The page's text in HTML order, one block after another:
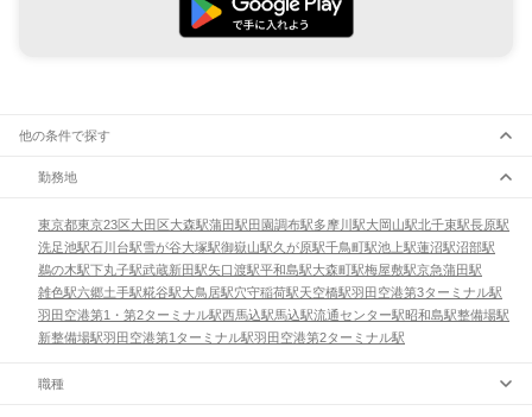
他の条件で探す
勤務地
東京都東京23区大田区大森駅蒲田駅田園調布駅多摩川駅大岡山駅北千束駅長原駅
洗足池駅石川台駅雪が谷大塚駅御嶽山駅久が原駅千鳥町駅池上駅蓮沼駅沼部駅
鵜の木駅下丸子駅武蔵新田駅矢口渡駅平和島駅大森町駅梅屋敷駅京急蒲田駅
雑色駅六郷土手駅糀谷駅大鳥居駅穴守稲荷駅天空橋駅羽田空港第3ターミナル駅
羽田空港第1・第2ターミナル駅西馬込駅馬込駅流通センター駅昭和島駅整備場駅
新整備場駅羽田空港第1ターミナル駅羽田空港第2ターミナル駅
職種